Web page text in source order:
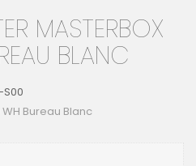
MASTERBOX
BLANC
S00
Bureau Blanc